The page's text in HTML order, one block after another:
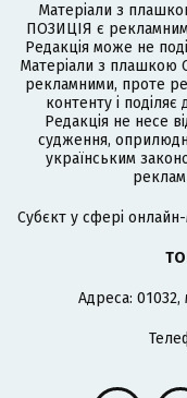
Матеріали з
ПОЗИЦІЯ є
Редакція може не
Матеріали з
рекламними, проте
контенту і
Редакція не несе
судження,
українським
Cубєкт у сфері
Адреса: 01032,